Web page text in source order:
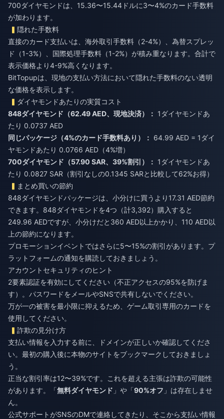
700ダイヤモンドは、15.36〜15.44ドルに3〜4%のカード手数料
が加わります。
隠れた手数料
直接のカード支払いは、海外取引手数料（2-4%）、為替スプレッ
ド（1-3%）、国際処理手数料（1-2%）が積み重なります。合計で
表示価格より4-9%高くなります。
BitTopupは、現地の支払い方法において隠れた手数料のない透明
な価格を表示します。
ダイヤモンドあたりの実質コスト
848ダイヤモンド（62.49 AED、現地決済）： 1ダイヤモンドあ
たり 0.0737 AED
同じパッケージ（4%のカード手数料あり）： 64.99 AED = 1ダイ
ヤモンドあたり 0.0766 AED（4%増）
700ダイヤモンド（57.90 SAR、39%割引）： 1ダイヤモンドあ
たり 0.0827 SAR（割引なしの0.1345 SARと比較して62%お得）
まとめ買いの節約
848ダイヤモンドパッケージは、小分けに買うより17.31 AED節約
できます。848ダイヤモンドを4つ（計3,392）購入すると
249.96 AEDですが、小分けだと360 AED以上かかり、110 AED以
上の節約になります。
プロモーションイベントではさらに5〜15%の割引があります。プ
ラットフォームの通知を購読しておきましょう。
アカウントセキュリティのヒント
2要素認証を有効にしてください（不正アクセスの95%を防げま
す）。パスワードをメールやSNSで共有しないでください。
万が一の被害を最小限に抑えるため、ゲーム取引専用のカードを
使用してください。
詐欺の見分け方
支払い情報を入力する前に、ドメインが正しいか確認してくださ
い。最初の購入後に本物のサイトをブックマークしておきましょ
う。
正当な割引率は12〜39%です。これを超える主張は詐欺の可能性
があります。「無料ダイヤモンド 」や「90%オフ 」は存在しませ
ん。
公式サポートがSNSのDMで連絡してきたり、そこから支払い情報